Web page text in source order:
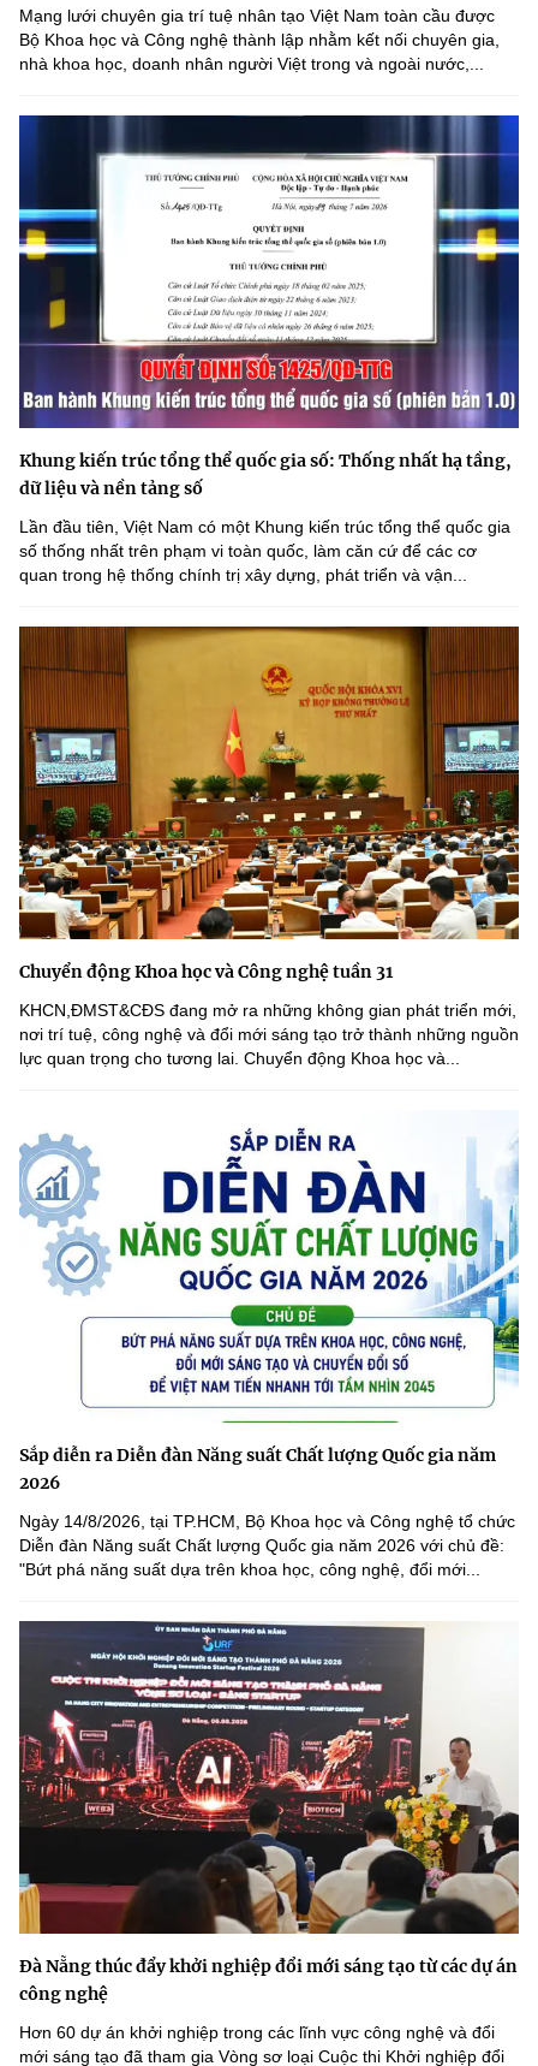
Mạng lưới chuyên gia trí tuệ nhân tạo Việt Nam toàn cầu được
Bộ Khoa học và Công nghệ thành lập nhằm kết nối chuyên gia,
nhà khoa học, doanh nhân người Việt trong và ngoài nước,...
Khung kiến trúc tổng thể quốc gia số: Thống nhất hạ tầng,
dữ liệu và nền tảng số
Lần đầu tiên, Việt Nam có một Khung kiến trúc tổng thể quốc gia
số thống nhất trên phạm vi toàn quốc, làm căn cứ để các cơ
quan trong hệ thống chính trị xây dựng, phát triển và vận...
Chuyển động Khoa học và Công nghệ tuần 31
KHCN,ĐMST&CĐS đang mở ra những không gian phát triển mới,
nơi trí tuệ, công nghệ và đổi mới sáng tạo trở thành những nguồn
lực quan trọng cho tương lai. Chuyển động Khoa học và...
Sắp diễn ra Diễn đàn Năng suất Chất lượng Quốc gia năm
2026
Ngày 14/8/2026, tại TP.HCM, Bộ Khoa học và Công nghệ tổ chức
Diễn đàn Năng suất Chất lượng Quốc gia năm 2026 với chủ đề:
"Bứt phá năng suất dựa trên khoa học, công nghệ, đổi mới...
Đà Nẵng thúc đẩy khởi nghiệp đổi mới sáng tạo từ các dự án
công nghệ
Hơn 60 dự án khởi nghiệp trong các lĩnh vực công nghệ và đổi
mới sáng tạo đã tham gia Vòng sơ loại Cuộc thi Khởi nghiệp đổi